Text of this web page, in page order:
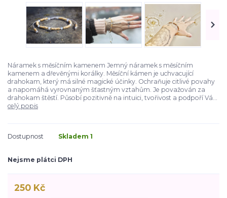
Náramek s měsíčním kamenem Jemný náramek s měsíčním
kamenem a dřevěnými korálky. Měsíční kámen je uchvacující
drahokam, který má silné magické účinky. Ochraňuje citlivé povahy
a napomáhá vyrovnaným šťastným vztahům. Je považován za
drahokam štěstí. Působí pozitivně na intuici, tvořivost a podpoří Vá...
celý popis
Dostupnost Skladem 1
Nejsme plátci DPH
250 Kč